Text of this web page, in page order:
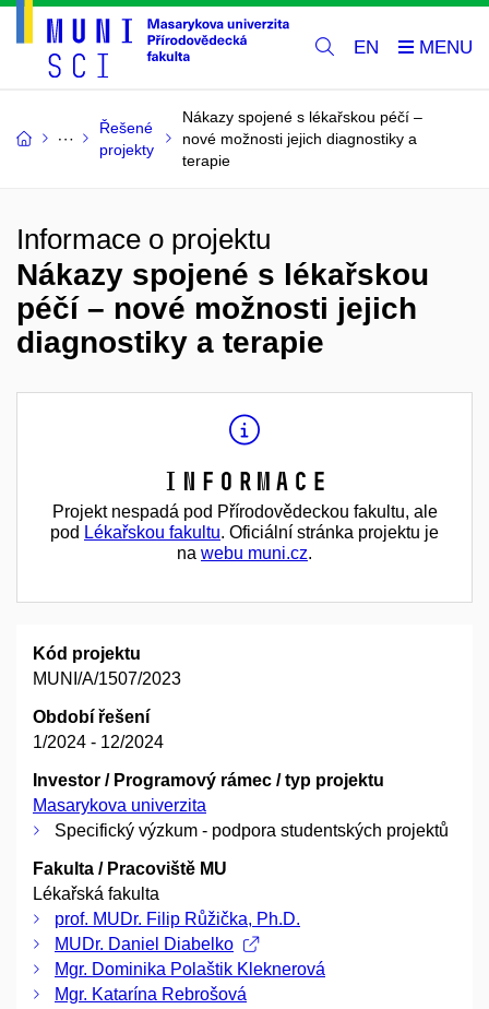
EN
Řešené
projekty
Nákazy spojené s lékařskou péčí –
nové možnosti jejich diagnostiky a
terapie
Informace o projektu
Nákazy spojené s lékařskou
péčí – nové možnosti jejich
diagnostiky a terapie
Informace
Projekt nespadá pod Přírodovědeckou fakultu, ale
pod Lékařskou fakultu. Oficiální stránka projektu je
na webu muni.cz.
Kód projektu
MUNI/A/1507/2023
Období řešení
1/2024 - 12/2024
Investor / Programový rámec / typ projektu
Masarykova univerzita
Specifický výzkum - podpora studentských projektů
Fakulta / Pracoviště MU
Lékařská fakulta
prof. MUDr. Filip Růžička, Ph.D.
MUDr. Daniel Diabelko
Mgr. Dominika Polaštik Kleknerová
Mgr. Katarína Rebrošová